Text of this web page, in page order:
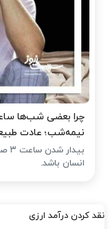
نیمه‌شب؛ عادت
انسان باشد.
نقد کردن درآمد ارزی